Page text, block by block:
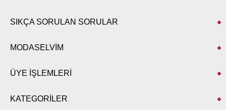
SIKÇA SORULAN SORULAR
MODASELVİM
ÜYE İŞLEMLERİ
KATEGORİLER